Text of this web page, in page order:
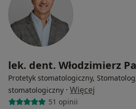
lek. dent. Włodzimierz
Protetyk stomatologiczny,
stomatologiczny · Więcej
51 opinii